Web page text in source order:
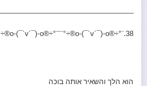
38.¨°÷®o-(¯`v´¯)-o®÷°¨¨¨°÷®o-(¯`v´¯)-o®÷°¨¨¨°
הוא הלך והשאיר אותה בוכה